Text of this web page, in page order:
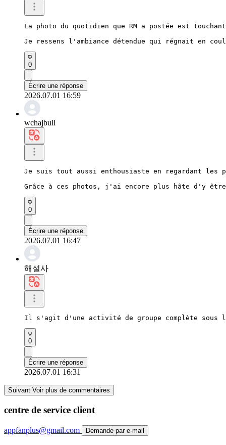
La photo du quotidien que RM a postée est
Je ressens l'ambiance détendue qui régnait en
0
Écrire une réponse
2026.07.01 16:59
wchajbull
Je suis tout aussi enthousiaste en regardant les
Grâce à ces photos, j'ai encore plus hâte d'y
0
Écrire une réponse
2026.07.01 16:47
해설사
Il s'agit d'une activité de groupe complète sous
0
Écrire une réponse
2026.07.01 16:31
Suivant Voir plus de commentaires
centre de service client
appfanplus@gmail.com Demande par e-mail